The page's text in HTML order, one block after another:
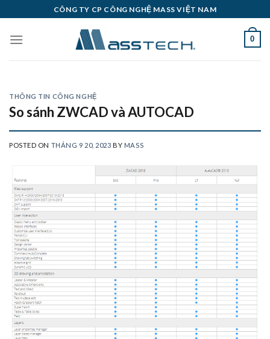
to
content
CÔNG TY CP CÔNG NGHỆ MASS VIỆT NAM
0
THÔNG TIN CÔNG NGHỆ
So sánh ZWCAD và AUTOCAD
POSTED ON THÁNG 9 20, 2023 BY MASS